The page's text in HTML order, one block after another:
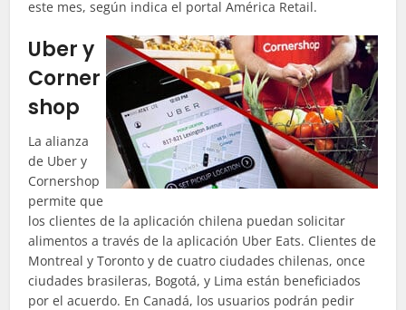
este mes, según indica el portal América Retail.
Uber y
Corner
shop
La alianza
de Uber y
Cornershop
permite que
los clientes de la aplicación chilena puedan solicitar
alimentos a través de la aplicación Uber Eats. Clientes de
Montreal y Toronto y de cuatro ciudades chilenas, once
ciudades brasileras, Bogotá, y Lima están beneficiados
por el acuerdo. En Canadá, los usuarios podrán pedir